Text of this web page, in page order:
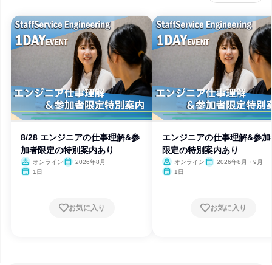
8/28 エンジニアの仕事理解&参
加者限定の特別案内あり
オンライン
2026年8月
1日
お気に入り
エンジニアの仕事理解&参加
限定の特別案内あり
オンライン
2026年8月・9月
1日
お気に入り